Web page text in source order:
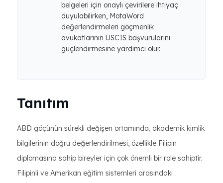
belgeleri için onaylı çevirilere ihtiyaç
duyulabilirken, MotaWord
değerlendirmeleri göçmenlik
avukatlarının USCIS başvurularını
güçlendirmesine yardımcı olur.
Tanıtım
ABD göçünün sürekli değişen ortamında, akademik kimlik
bilgilerinin doğru değerlendirilmesi, özellikle Filipin
diplomasına sahip bireyler için çok önemli bir role sahiptir.
Filipinli ve Amerikan eğitim sistemleri arasındaki